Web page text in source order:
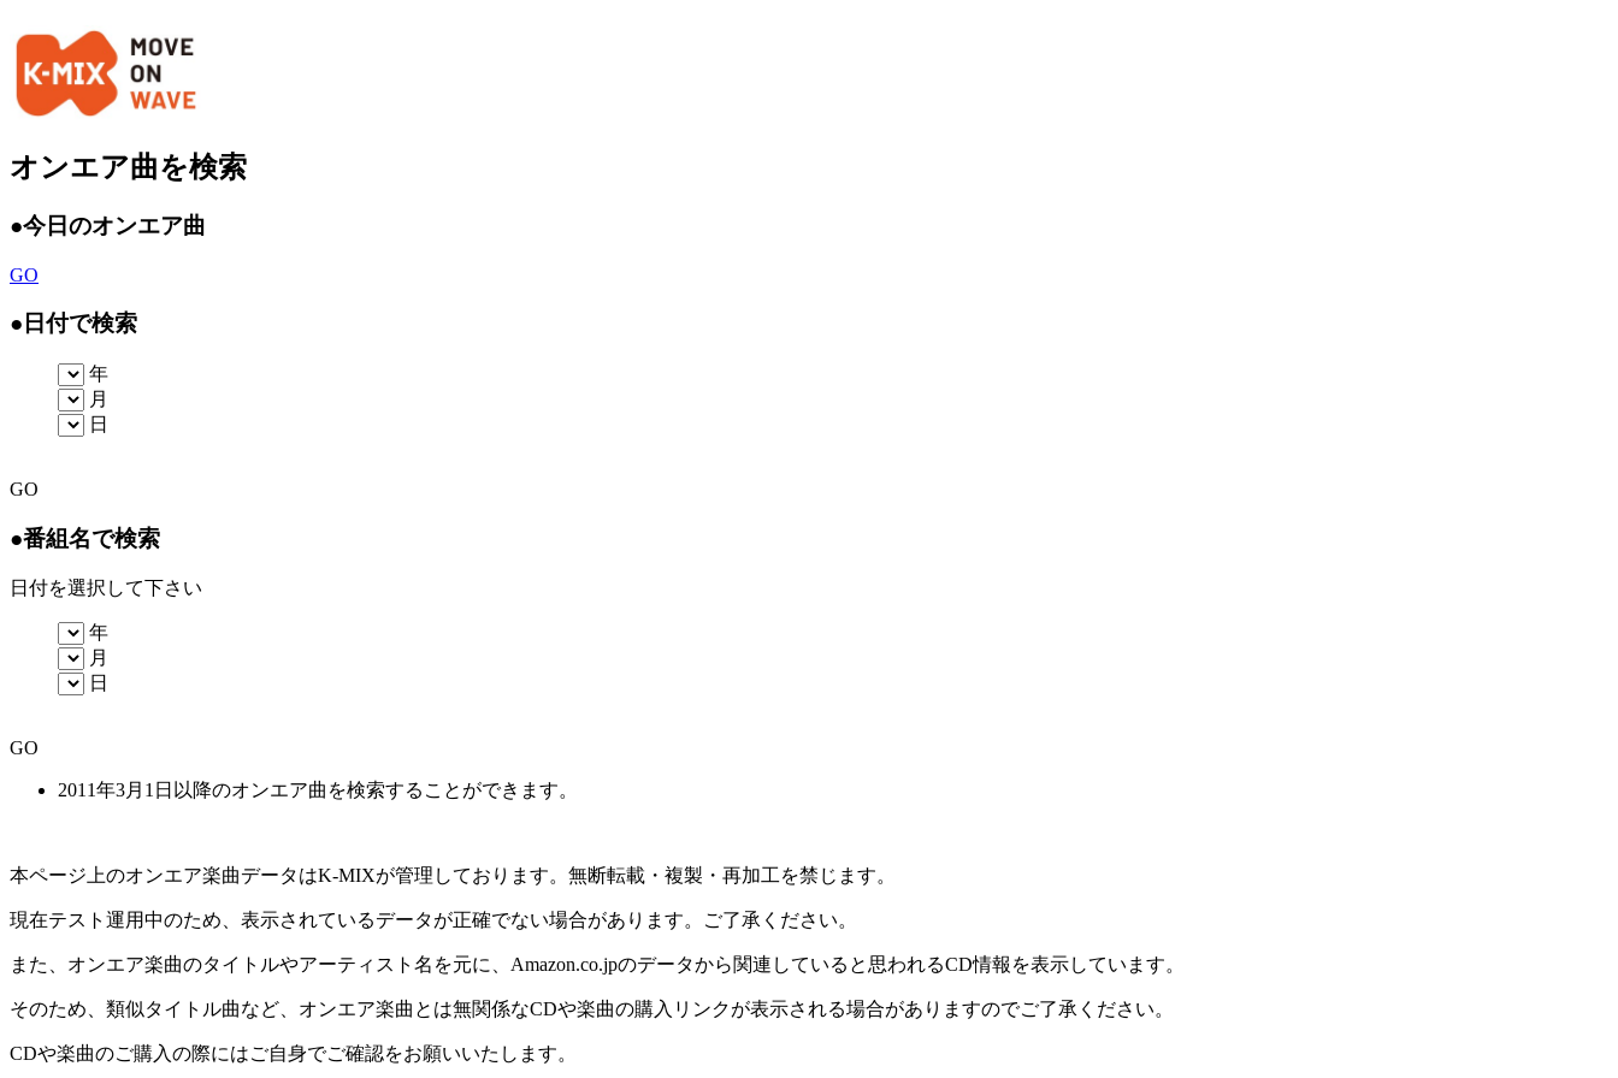
オンエア曲を検索
●今日のオンエア曲
GO
● 日付で検索
年
月
日
GO
●番組名で検索
日付を選択して下さい
年
月
日
GO
2011年3月1日以降のオンエア曲を検索することができます。
本ページ上のオンエア楽曲データはK-MIXが管理しております。無断転載・複製・再加工を禁じます。
現在テスト運用中のため、表示されているデータが正確でない場合があります。ご了承ください。
また、オンエア楽曲のタイトルやアーティスト名を元に、Amazon.co.jpのデータから関連していると思われるCD情報を表示しています。
そのため、類似タイトル曲など、オンエア楽曲とは無関係なCDや楽曲の購入リンクが表示される場合がありますのでご了承ください。
CDや楽曲のご購入の際にはご自身でご確認をお願いいたします。